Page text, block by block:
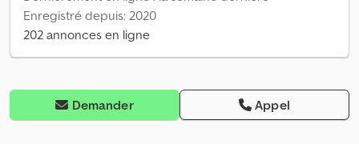
Enregistré depuis: 2020
202 annonces en ligne
Demander Appel